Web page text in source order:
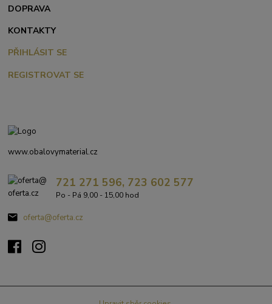
DOPRAVA
KONTAKTY
PŘIHLÁSIT SE
REGISTROVAT SE
www.obalovymaterial.cz
721 271 596, 723 602 577
Po - Pá 9,00 - 15,00 hod
oferta@oferta.cz